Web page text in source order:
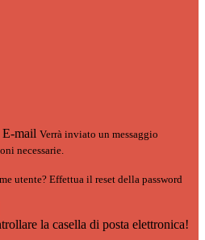
E-mail Verrà inviato un messaggio
necessarie.
utente? Effettua il reset della password
la casella di posta elettronica!